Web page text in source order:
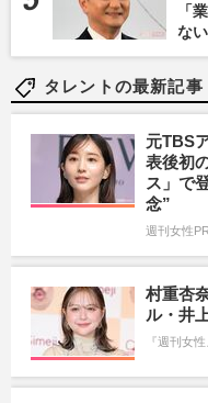
「
な
タレントの最新記事
元TBS
表後初
ス」で
念”
週刊女性
村重杏
ル・井
『週刊女